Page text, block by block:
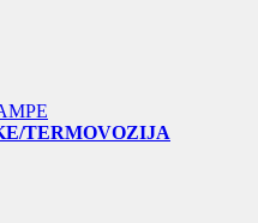
TERMOVOZIJA